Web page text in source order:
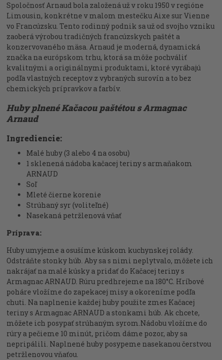
Spoločnosť Arnaud bola založená už v roku 1950 v regióne
Limousin, konkrétne v malom mestečku Aixe sur Vienne
vo Francúzsku. Tento rodinný podnik sa už od svojho vzniku
zaoberá výrobou tradičných francúzskych paštét a
konzervovaného mäsa. Arnaud je moderná, dynamická
značka na európskom trhu, ktorá sa môže pochváliť
kvalitnými a originálnymi produktami, ktoré vyrábajú
podľa vlastných receptov z vybraných surovín a to bez
chemických prípravkov a farbív.
Huby plnené Kačacou paštétou s Armagnac
Arnaud
Ingrediencie:
Malé huby (3 alebo 4 na osobu)
1 sklenená nádoba kačacej teriny s armaňakom
ARNAUD
Soľ
Mleté čierne korenie
Strúhaný syr (voliteľné)
Nasekaná petržlenová vňať
Príprava:
Huby umyjeme a osušíme kúskom kuchynskej rolády.
Odstráňte stonky húb. Aby sa s nimi neplytvalo, môžete ich
nakrájať na malé kúsky a pridať do Kačacej teriny s
Armagnac ARNAUD. Rúru predhrejeme na 180°C. Hríbové
poháre vložíme do zapekacej misy a okoreníme podľa
chuti. Na naplnenie každej huby použite zmes Kačacej
teriny s Armagnac ARNAUD a stonkami húb. Ak chcete,
môžete ich posypať strúhaným syrom.Nádobu vložíme do
rúry a pečieme 10 minút, pričom dáme pozor, aby sa
nepripálili. Naplnené huby posypeme nasekanou čerstvou
petržlenovou vňaťou.